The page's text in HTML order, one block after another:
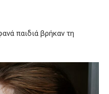
παιδιά βρήκαν τη